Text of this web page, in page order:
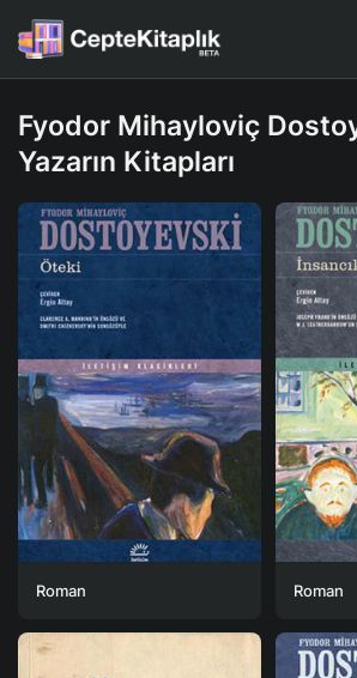
Fyodor Mihayloviç
Yazarın Kitapları
Roman Roman